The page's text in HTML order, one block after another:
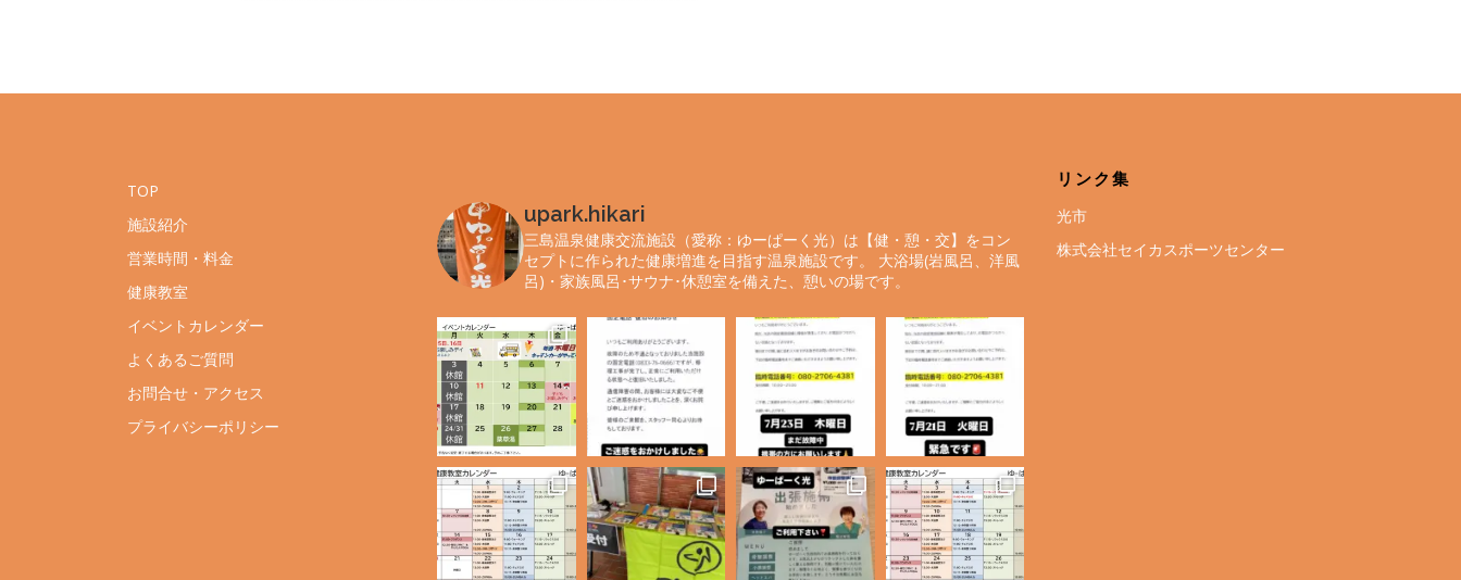
TOP
施設紹介
営業時間・料金
健康教室
イベントカレンダー
よくあるご質問
お問合せ・アクセス
プライバシーポリシー
upark.hikari
三島温泉健康交流施設（愛称：ゆーぱーく光）は【健・憩・交】をコン
セプトに作られた健康増進を目指す温泉施設です。
大浴場(岩風呂、洋風
呂)・家族風呂･サウナ･休憩室を備えた、憩いの場です。
リンク集
光市
株式会社セイカスポーツセンター